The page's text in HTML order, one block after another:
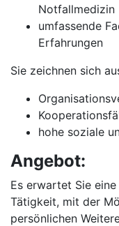
Notfallmedizin
umfassende
Erfahrungen
Sie zeichnen sich
hohe soziale
Angebot:
Es erwartet Sie
Tätigkeit, mit der
persönlichen